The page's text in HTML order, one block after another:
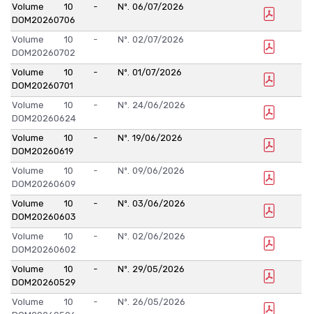
Volume 10 - Nº.
DOM20260706
06/07/2026
Volume 10 - Nº.
DOM20260702
02/07/2026
Volume 10 - Nº.
DOM20260701
01/07/2026
Volume 10 - Nº.
DOM20260624
24/06/2026
Volume 10 - Nº.
DOM20260619
19/06/2026
Volume 10 - Nº.
DOM20260609
09/06/2026
Volume 10 - Nº.
DOM20260603
03/06/2026
Volume 10 - Nº.
DOM20260602
02/06/2026
Volume 10 - Nº.
DOM20260529
29/05/2026
Volume 10 - Nº. 26/05/2026